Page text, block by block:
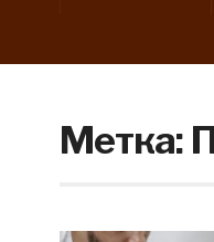
Метка: